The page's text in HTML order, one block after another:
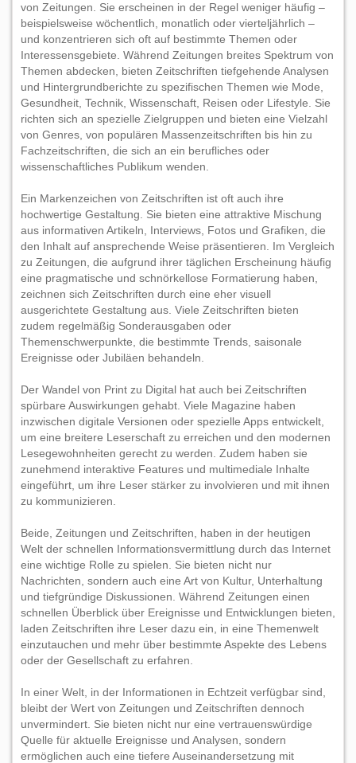
von Zeitungen. Sie erscheinen in der Regel weniger häufig –
beispielsweise wöchentlich, monatlich oder vierteljährlich –
und konzentrieren sich oft auf bestimmte Themen oder
Interessensgebiete. Während Zeitungen breites Spektrum von
Themen abdecken, bieten Zeitschriften tiefgehende Analysen
und Hintergrundberichte zu spezifischen Themen wie Mode,
Gesundheit, Technik, Wissenschaft, Reisen oder Lifestyle. Sie
richten sich an spezielle Zielgruppen und bieten eine Vielzahl
von Genres, von populären Massenzeitschriften bis hin zu
Fachzeitschriften, die sich an ein berufliches oder
wissenschaftliches Publikum wenden.
Ein Markenzeichen von Zeitschriften ist oft auch ihre
hochwertige Gestaltung. Sie bieten eine attraktive Mischung
aus informativen Artikeln, Interviews, Fotos und Grafiken, die
den Inhalt auf ansprechende Weise präsentieren. Im Vergleich
zu Zeitungen, die aufgrund ihrer täglichen Erscheinung häufig
eine pragmatische und schnörkellose Formatierung haben,
zeichnen sich Zeitschriften durch eine eher visuell
ausgerichtete Gestaltung aus. Viele Zeitschriften bieten
zudem regelmäßig Sonderausgaben oder
Themenschwerpunkte, die bestimmte Trends, saisonale
Ereignisse oder Jubiläen behandeln.
Der Wandel von Print zu Digital hat auch bei Zeitschriften
spürbare Auswirkungen gehabt. Viele Magazine haben
inzwischen digitale Versionen oder spezielle Apps entwickelt,
um eine breitere Leserschaft zu erreichen und den modernen
Lesegewohnheiten gerecht zu werden. Zudem haben sie
zunehmend interaktive Features und multimediale Inhalte
eingeführt, um ihre Leser stärker zu involvieren und mit ihnen
zu kommunizieren.
Beide, Zeitungen und Zeitschriften, haben in der heutigen
Welt der schnellen Informationsvermittlung durch das Internet
eine wichtige Rolle zu spielen. Sie bieten nicht nur
Nachrichten, sondern auch eine Art von Kultur, Unterhaltung
und tiefgründige Diskussionen. Während Zeitungen einen
schnellen Überblick über Ereignisse und Entwicklungen bieten,
laden Zeitschriften ihre Leser dazu ein, in eine Themenwelt
einzutauchen und mehr über bestimmte Aspekte des Lebens
oder der Gesellschaft zu erfahren.
In einer Welt, in der Informationen in Echtzeit verfügbar sind,
bleibt der Wert von Zeitungen und Zeitschriften dennoch
unvermindert. Sie bieten nicht nur eine vertrauenswürdige
Quelle für aktuelle Ereignisse und Analysen, sondern
ermöglichen auch eine tiefere Auseinandersetzung mit